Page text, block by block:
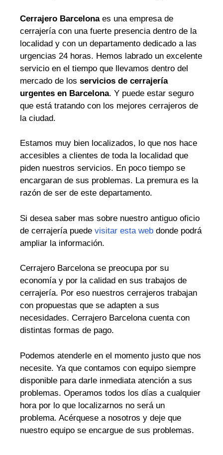
Cerrajero Barcelonaes una empresa de
cerrajería con una fuerte presencia dentro de la
localidad y con un departamento dedicado a las
urgencias 24 horas. Hemos labrado un excelente
servicio en el tiempo que llevamos dentro del
mercado de los servicios de cerrajería
urgentes en Barcelona. Y puede estar seguro
que está tratando con los mejores cerrajeros de
la ciudad.
Estamos muy bien localizados, lo que nos hace
accesibles a clientes de toda la localidad que
piden nuestros servicios. En poco tiempo se
encargaran de sus problemas. La premura es la
razón de ser de este departamento.
Si desea saber mas sobre nuestro antiguo oficio
de cerrajería puede visitar esta web donde podrá
ampliar la información.
Cerrajero Barcelona se preocupa por su
economía y por la calidad en sus trabajos de
cerrajería. Por eso nuestros cerrajeros trabajan
con propuestas que se adapten a sus
necesidades. Cerrajero Barcelona cuenta con
distintas formas de pago.
Podemos atenderle en el momento justo que nos
necesite. Ya que contamos con equipo siempre
disponible para darle inmediata atención a sus
problemas. Operamos todos los días a cualquier
hora por lo que localizarnos no será un
problema. Acérquese a nosotros y deje que
nuestro equipo se encargue de sus problemas.